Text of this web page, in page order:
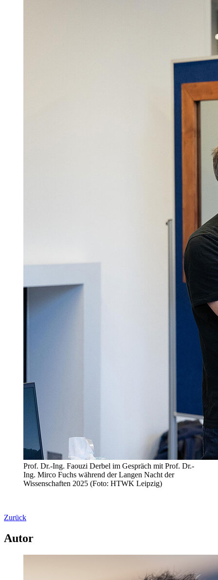
Prof. Dr.-Ing. Faouzi Derbel im Gespräch mit Prof. Dr.-
Ing. Mirco Fuchs während der Langen Nacht der
Wissenschaften 2025 (Foto: HTWK Leipzig)
Zurück
Autor